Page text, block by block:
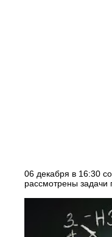
06 декабря в 16:30
рассмотрены